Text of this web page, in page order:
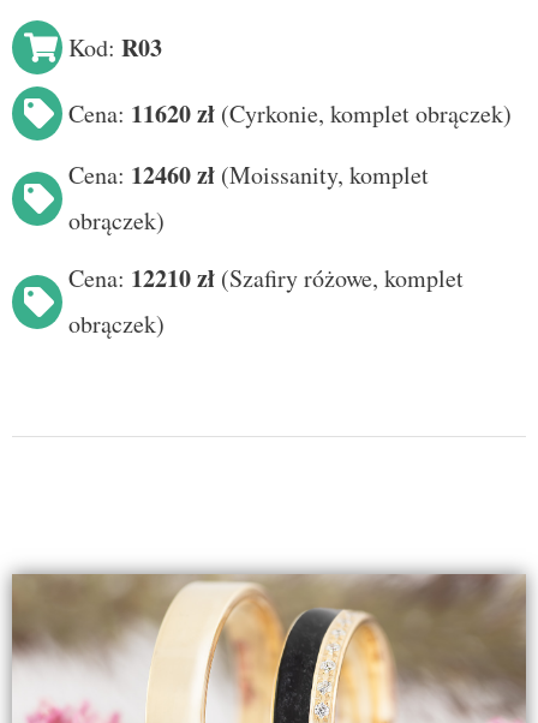
Kod: R03
Cena: 11620 zł (Cyrkonie, komplet obrączek)
Cena: 12460 zł (Moissanity, komplet
obrączek)
Cena: 12210zł (Szafiry różowe, komplet
obrączek)